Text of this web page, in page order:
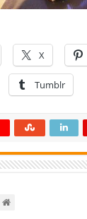
X
Tumblr